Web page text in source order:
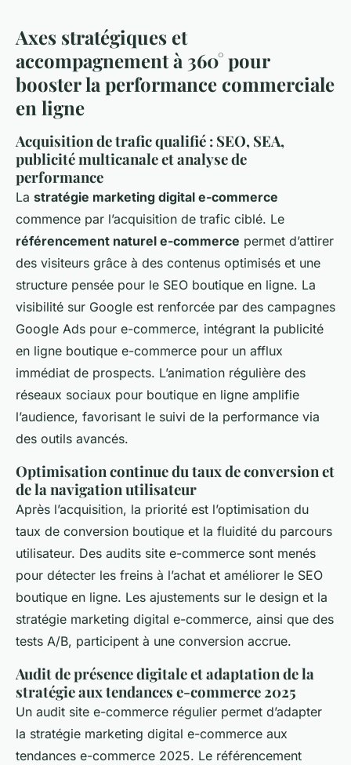
Axes stratégiques et
accompagnement à 360° pour
booster la performance commerciale
en ligne
Acquisition de trafic qualifié : SEO, SEA,
publicité multicanale et analyse de
performance
La stratégie marketing digital e-commerce
commence par l’acquisition de trafic ciblé. Le
référencement naturel e-commerce permet d’attirer
des visiteurs grâce à des contenus optimisés et une
structure pensée pour le SEO boutique en ligne. La
visibilité sur Google est renforcée par des campagnes
Google Ads pour e-commerce, intégrant la publicité
en ligne boutique e-commerce pour un afflux
immédiat de prospects. L’animation régulière des
réseaux sociaux pour boutique en ligne amplifie
l’audience, favorisant le suivi de la performance via
des outils avancés.
Optimisation continue du taux de conversion et
de la navigation utilisateur
Après l’acquisition, la priorité est l’optimisation du
taux de conversion boutique et la fluidité du parcours
utilisateur. Des audits site e-commerce sont menés
pour détecter les freins à l’achat et améliorer le SEO
boutique en ligne. Les ajustements sur le design et la
stratégie marketing digital e-commerce, ainsi que des
tests A/B, participent à une conversion accrue.
Audit de présence digitale et adaptation de la
stratégie aux tendances e-commerce 2025
Un audit site e-commerce régulier permet d’adapter
la stratégie marketing digital e-commerce aux
tendances e-commerce 2025. Le référencement